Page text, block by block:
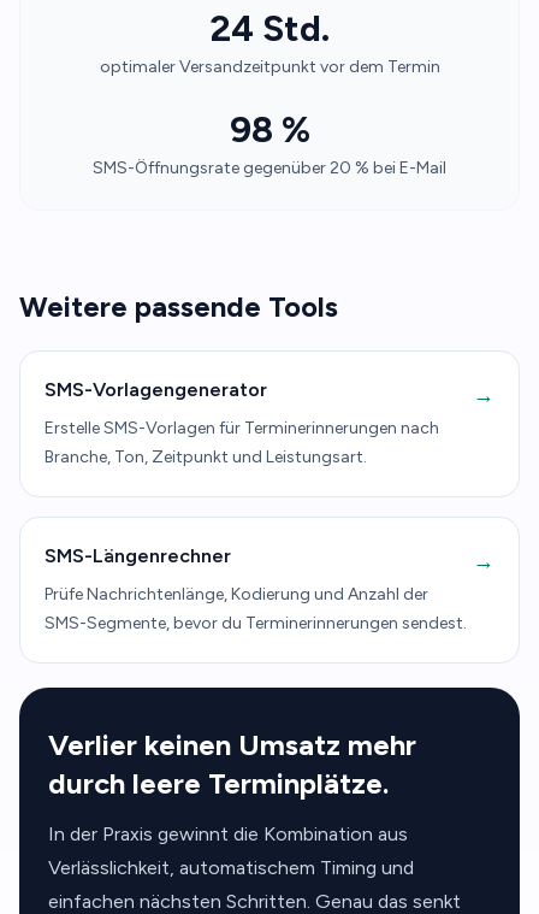
24 Std.
optimaler Versandzeitpunkt vor dem Termin
98 %
SMS-Öffnungsrate gegenüber 20 % bei E-Mail
Weitere passende Tools
SMS-Vorlagengenerator
Erstelle SMS-Vorlagen für Terminerinnerungen nach
Branche, Ton, Zeitpunkt und Leistungsart.
→
SMS-Längenrechner
Prüfe Nachrichtenlänge, Kodierung und Anzahl der
SMS-Segmente, bevor du Terminerinnerungen sendest.
→
Verlier keinen Umsatz mehr
durch leere Terminplätze.
In der Praxis gewinnt die Kombination aus
Verlässlichkeit, automatischem Timing und
einfachen nächsten Schritten. Genau das senkt